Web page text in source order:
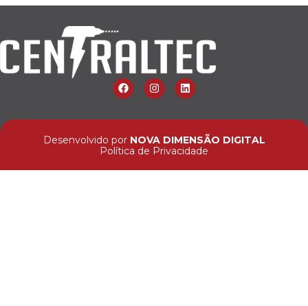
Desenvolvido por NOVA DIMENSÃO DIGITAL
Política de Privacidade